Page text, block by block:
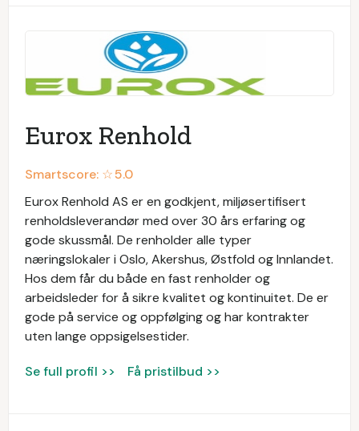
Eurox Renhold
Smartscore: ☆5.0
Eurox Renhold AS er en godkjent, miljøsertifisert
renholdsleverandør med over 30 års erfaring og
gode skussmål. De renholder alle typer
næringslokaler i Oslo, Akershus, Østfold og Innlandet.
Hos dem får du både en fast renholder og
arbeidsleder for å sikre kvalitet og kontinuitet. De er
gode på service og oppfølging og har kontrakter
uten lange oppsigelsestider.
Se full profil >> Få pristilbud >>